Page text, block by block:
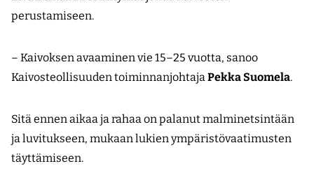
perustamiseen.
– Kaivoksen avaaminen vie 15–25 vuotta, sanoo
Kaivosteollisuuden toiminnanjohtajaPekka Suomela.
Sitä ennen aikaa ja rahaa on palanut malminetsintään
ja luvitukseen, mukaan lukien ympäristövaatimusten
täyttämiseen.